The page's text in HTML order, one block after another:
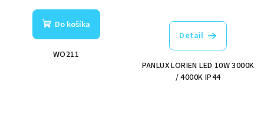
Do košíka
WO211
Detail
PANLUX LORIEN LED 10W 3000K
/ 4000K IP44